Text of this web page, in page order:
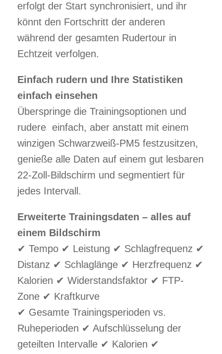
erfolgt der Start synchronisiert, und ihr
könnt den Fortschritt der anderen
während der gesamten Rudertour in
Echtzeit verfolgen.
Einfach rudern und Ihre Statistiken
einfach einsehen
Überspringe die Trainingsoptionen und
rudere einfach, aber anstatt mit einem
winzigen Schwarzweiß-PM5 festzusitzen,
genieße alle Daten auf einem gut lesbaren
22-Zoll-Bildschirm und segmentiert für
jedes Intervall.
Erweiterte Trainingsdaten – alles auf
einem Bildschirm
✔ Tempo ✔ Leistung ✔ Schlagfrequenz ✔
Distanz ✔ Schlaglänge ✔ Herzfrequenz ✔
Kalorien ✔ Widerstandsfaktor ✔ FTP-
Zone ✔ Kraftkurve
✔ Gesamte Trainingsperioden vs.
Ruheperioden ✔ Aufschlüsselung der
geteilten Intervalle ✔ Kalorien ✔